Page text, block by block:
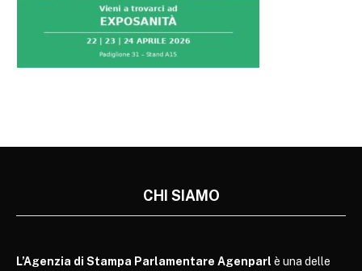
CHI SIAMO
L’Agenzia di Stampa Parlamentare Agenparl è una delle